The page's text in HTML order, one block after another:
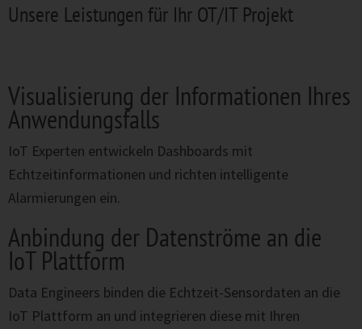
Unsere Leistungen für Ihr OT/IT Projekt
Visualisierung der Informationen Ihres
Anwendungsfalls
IoT Experten entwickeln Dashboards mit
Echtzeitinformationen und richten intelligente
Alarmierungen ein.
Anbindung der Datenströme an die
IoT Plattform
Data Engineers binden die Echtzeit-Sensordaten an die
IoT Plattform an und integrieren diese mit Ihren